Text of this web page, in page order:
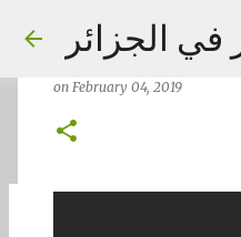
في الجزائر
Guppies Fish
on February 04, 2019